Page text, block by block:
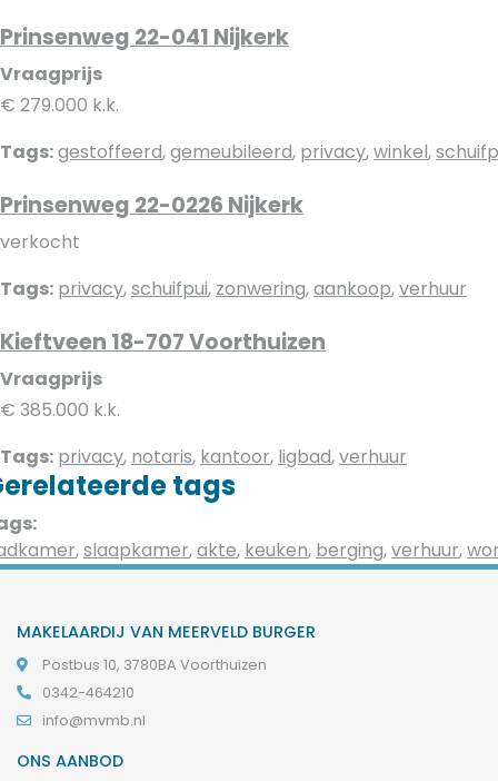
Prinsenweg 22-041 Nijkerk
Vraagprijs
€ 279.000 k.k.
Tags:gestoffeerd,gemeubileerd, privacy,winkel,
Prinsenweg 22-0226 Nijkerk
verkocht
Tags: privacy,schuifpui, zonwering,aankoop,verhuur
Kieftveen 18-707 Voorthuizen
Vraagprijs
€ 385.000 k.k.
Tags: privacy, notaris, kantoor, ligbad,verhuur
tags
,slaapkamer,akte, keuken, berging,verhuur,
MAKELAARDIJ VAN MEERVELD BURGER
Postbus 10, 3780BA Voorthuizen
0342-464210
info@mvmb.nl
ONS AANBOD